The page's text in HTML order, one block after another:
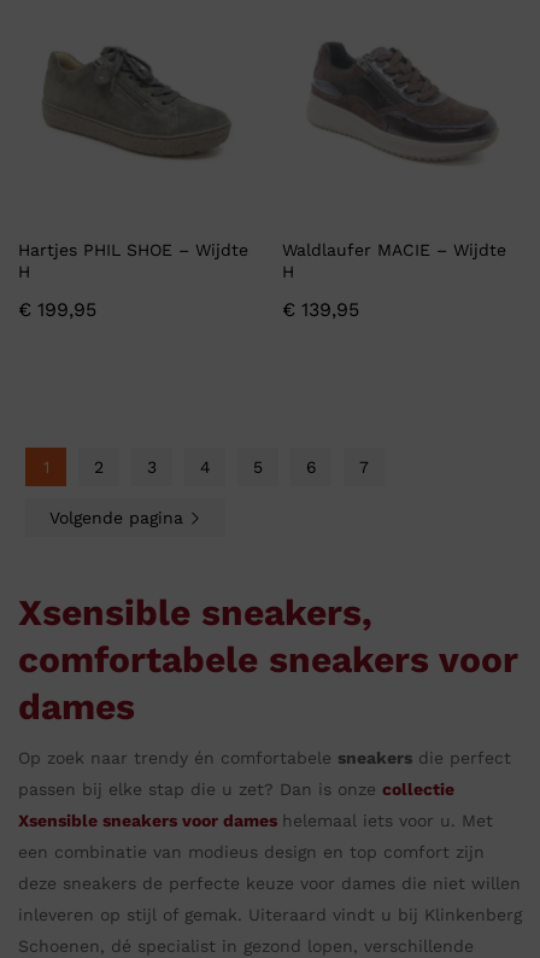
Hartjes PHIL SHOE – Wijdte
H
€ 199,95
Waldlaufer MACIE – Wijdte
H
€ 139,95
1 2 3 4 5 6 7
Volgende pagina
Xsensible sneakers,
comfortabele sneakers voor
dames
Op zoek naar trendy én comfortabele sneakers die perfect
passen bij elke stap die u zet? Dan is onze collectie
Xsensible sneakers voor dames helemaal iets voor u. Met
een combinatie van modieus design en top comfort zijn
deze sneakers de perfecte keuze voor dames die niet willen
inleveren op stijl of gemak. Uiteraard vindt u bij Klinkenberg
Schoenen, dé specialist in gezond lopen, verschillende